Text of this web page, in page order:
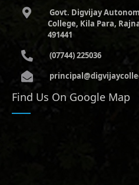
Govt. Digvijay
College, Kila Para,
491441
(07744) 225036
Find Us On Google Map